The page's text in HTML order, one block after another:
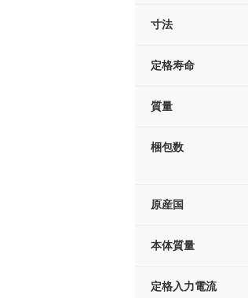
寸法
定格寿命
質量
梱包数
原産国
本体質量
定格入力電流